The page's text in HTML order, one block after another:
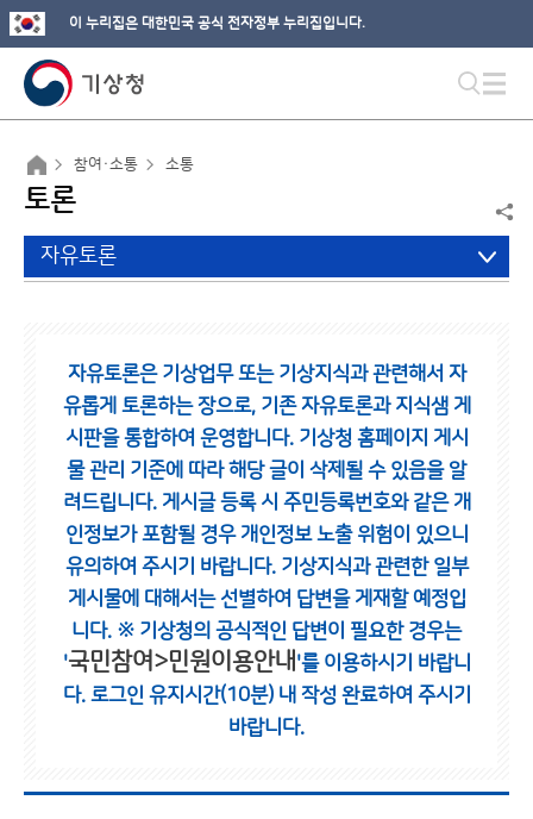
이 누리집은 대한민국 공식 전자정부 누리집입니다.
참여·소통 소통
토론
자유토론
자유토론은 기상업무 또는 기상지식과 관련해서 자
유롭게 토론하는 장으로, 기존 자유토론과 지식샘 게
시판을 통합하여 운영합니다. 기상청 홈페이지 게시
물 관리 기준에 따라 해당 글이 삭제될 수 있음을 알
려드립니다. 게시글 등록 시 주민등록번호와 같은 개
인정보가 포함될 경우 개인정보 노출 위험이 있으니
유의하여 주시기 바랍니다. 기상지식과 관련한 일부
게시물에 대해서는 선별하여 답변을 게재할 예정입
니다. ※ 기상청의 공식적인 답변이 필요한 경우는
'국민참여>민원이용안내 '를 이용하시기 바랍니
다. 로그인 유지시간(10분) 내 작성 완료하여 주시기
바랍니다.